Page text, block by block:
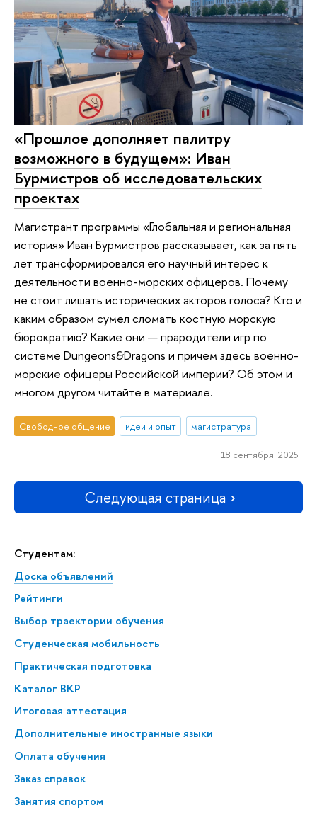
Студентам:
Доска объявлений
Рейтинги
Выбор траектории обучения
Студенческая мобильность
Практическая подготовка
Каталог ВКР
Итоговая аттестация
Дополнительные иностранные языки
Оплата обучения
Заказ справок
Занятия спортом
«Прошлое дополняет палитру
возможного в будущем»: Иван
Бурмистров об исследовательских
проектах
Магистрант программы «Глобальная и региональная
история» Иван Бурмистров рассказывает, как за пять
лет трансформировался его научный интерес к
деятельности военно-морских офицеров. Почему
не стоит лишать исторических акторов голоса? Кто и
каким образом сумел сломать костную морскую
бюрократию? Какие они — прародители игр по
системе Dungeons&Dragons и причем здесь военно-
морские офицеры Российской империи? Об этом и
многом другом читайте в материале.
Свободное общение идеи и опыт магистратура
18 сентября 2025
Следующая страница